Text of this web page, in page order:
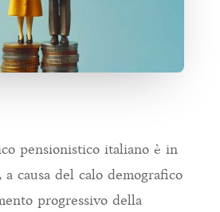
pensionistico italiano è in
causa del calo demografico
progressivo della